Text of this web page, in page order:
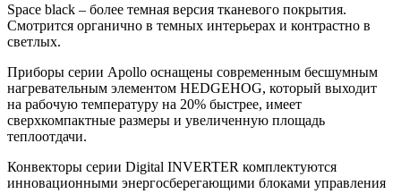
Space black – более темная версия тканевого покрытия.
Смотрится органично в темных интерьерах и контрастно в
светлых.
Приборы серии Apollo оснащены современным бесшумным
нагревательным элементом HEDGEHOG, который выходит
на рабочую температуру на 20% быстрее, имеет
сверхкомпактные размеры и увеличенную площадь
теплоотдачи.
Конвекторы серии Digital INVERTER комплектуются
инновационными энергосберегающими блоками управления